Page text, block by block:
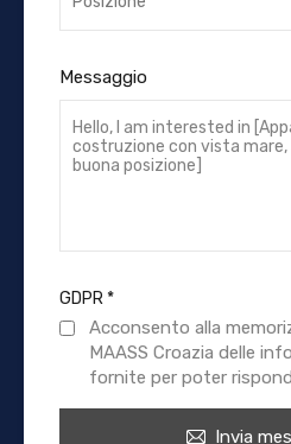
Messaggio
GDPR*
Acconsento alla
MAASS Croazia delle
fornite per poter
Invia